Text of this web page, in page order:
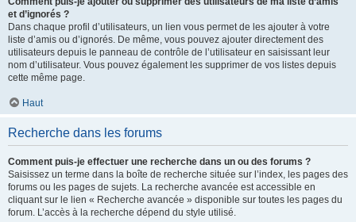
et d’ignorés ?
Dans chaque profil d’utilisateurs, un lien vous permet de les ajouter à votre
liste d’amis ou d’ignorés. De même, vous pouvez ajouter directement des
utilisateurs depuis le panneau de contrôle de l’utilisateur en saisissant leur
nom d’utilisateur. Vous pouvez également les supprimer de vos listes depuis
cette même page.
Haut
Recherche dans les forums
Comment puis-je effectuer une recherche dans un ou des forums ?
Saisissez un terme dans la boîte de recherche située sur l’index, les pages des
forums ou les pages de sujets. La recherche avancée est accessible en
cliquant sur le lien « Recherche avancée » disponible sur toutes les pages du
forum. L’accès à la recherche dépend du style utilisé.